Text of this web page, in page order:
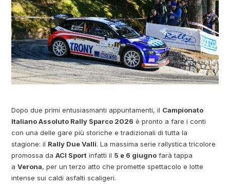
Dopo due primi entusiasmanti appuntamenti, il Campionato
Italiano Assoluto Rally Sparco 2026 è pronto a fare i conti
con una delle gare più storiche e tradizionali di tutta la
stagione: il Rally Due Valli. La massima serie rallystica tricolore
promossa daACI Sport infatti il 5 e 6 giugno farà tappa
aVerona, per un terzo atto che promette spettacolo e lotte
intense sui caldi asfalti scaligeri.